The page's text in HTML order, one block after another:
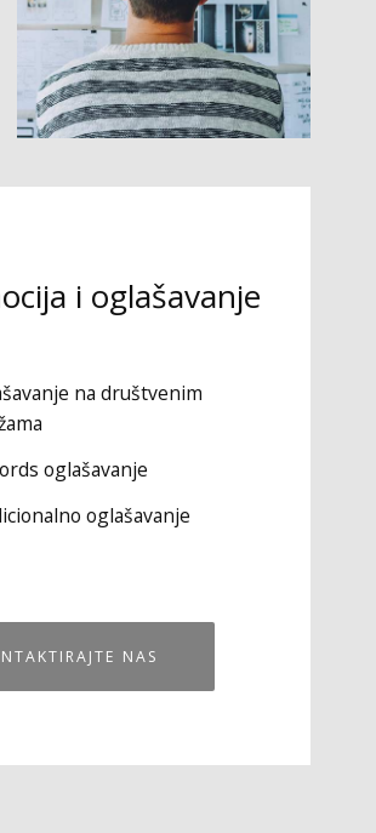
i oglašavanje
na društvenim
oglašavanje
oglašavanje
NAS